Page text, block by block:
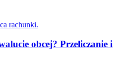
obcej? Przeliczanie i